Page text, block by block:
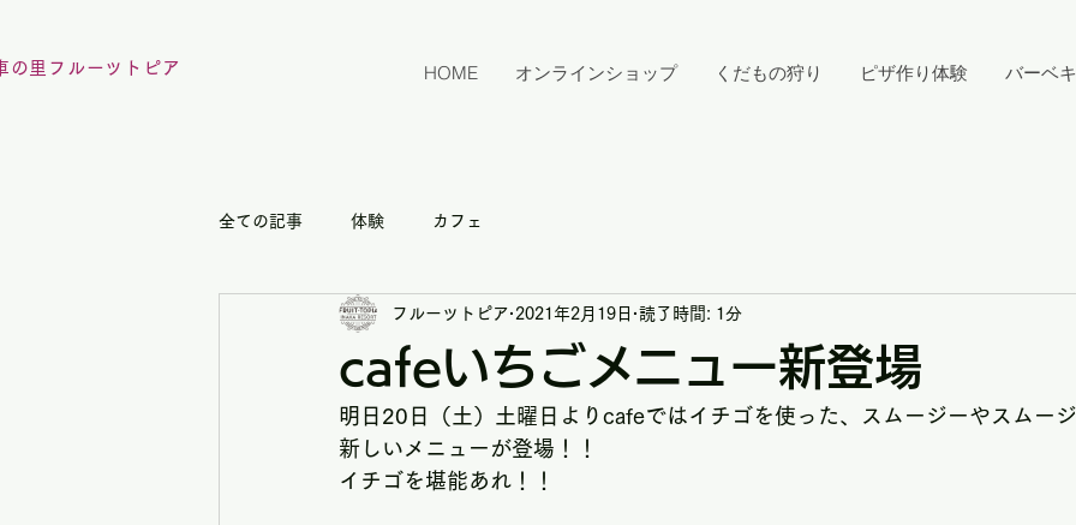
の里フルーツトピア HOME オンラインショップ くだもの狩り ピザ作り体験 バーベ
全ての記事 体験 カフェ
cafeいちごメニュー新登場
フルーツトピア 2021年2月19日 読了時間: 1分
明日20日（土）土曜日よりcafeではイチゴを使った、スムージーやスムー
新しいメニューが登場！！
イチゴを堪能あれ！！